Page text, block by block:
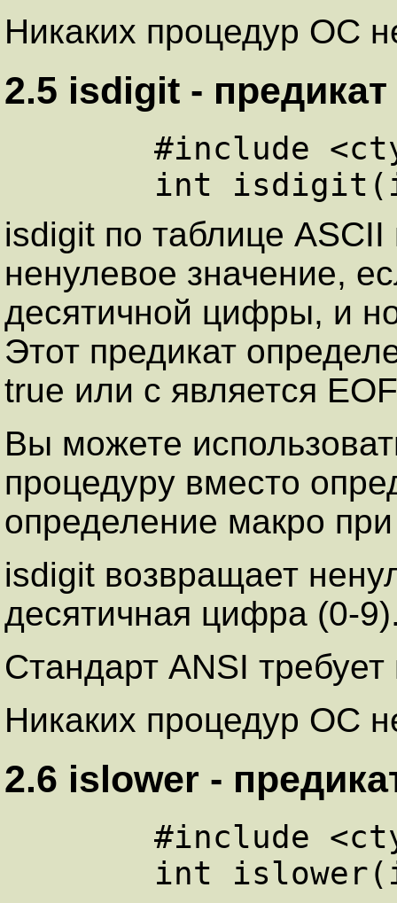
Никаких процедур ОС
2.5 isdigit -
isdigit по таблице
ненулевое значение,
десятичной цифры, и
Этот предикат
true или с является
Вы можете
процедуру вместо
определение макро
isdigit возвращает
десятичная цифра (0-
Стандарт ANSI
Никаких процедур ОС
2.6 islower -